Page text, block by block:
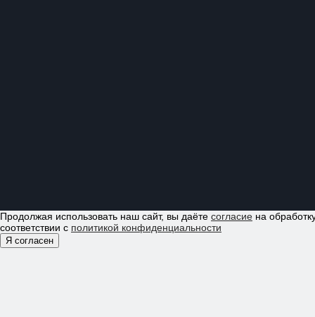
Продолжая использовать наш сайт, вы даёте согласие на
соответствии с политикой конфиденциальности
Я согласен